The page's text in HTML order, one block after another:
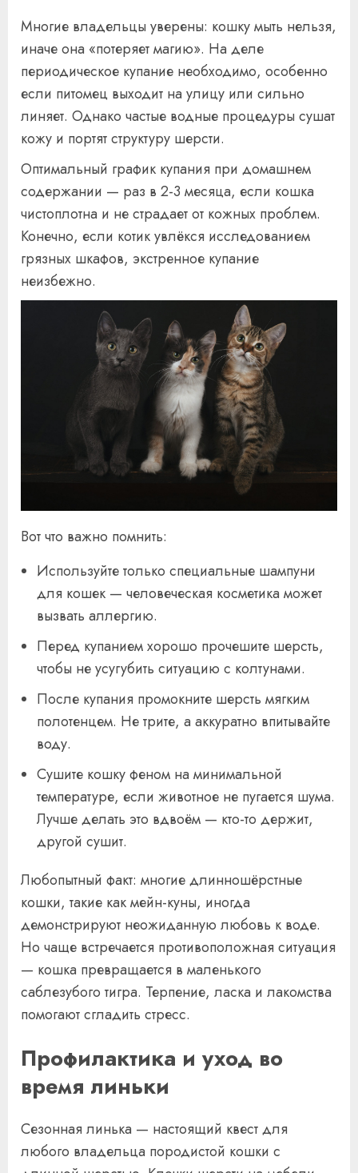
Многие владельцы уверены: кошку мыть нельзя,
иначе она «потеряет магию». На деле
периодическое купание необходимо, особенно
если питомец выходит на улицу или сильно
линяет. Однако частые водные процедуры сушат
кожу и портят структуру шерсти.
Оптимальный график купания при домашнем
содержании — раз в 2-3 месяца, если кошка
чистоплотна и не страдает от кожных проблем.
Конечно, если котик увлёкся исследованием
грязных шкафов, экстренное купание
неизбежно.
Вот что важно помнить:
Используйте только специальные шампуни
для кошек — человеческая косметика может
вызвать аллергию.
Перед купанием хорошо прочешите шерсть,
чтобы не усугубить ситуацию с колтунами.
После купания промокните шерсть мягким
полотенцем. Не трите, а аккуратно впитывайте
воду.
Сушите кошку феном на минимальной
температуре, если животное не пугается шума.
Лучше делать это вдвоём — кто-то держит,
другой сушит.
Любопытный факт: многие длинношёрстные
кошки, такие как мейн-куны, иногда
демонстрируют неожиданную любовь к воде.
Но чаще встречается противоположная ситуация
— кошка превращается в маленького
саблезубого тигра. Терпение, ласка и лакомства
помогают сгладить стресс.
Профилактика и уход во
время линьки
Сезонная линька — настоящий квест для
любого владельца породистой кошки с